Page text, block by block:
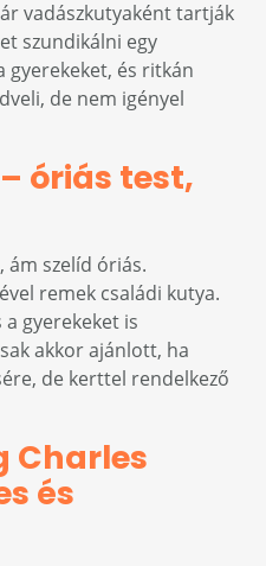
vadászkutyaként tartják
szundikálni egy
gyerekeket, és ritkán
de nem igényel
óriás test,
ám szelíd óriás.
remek családi kutya.
gyerekeket is
akkor ajánlott, ha
de kerttel rendelkező
Charles
és